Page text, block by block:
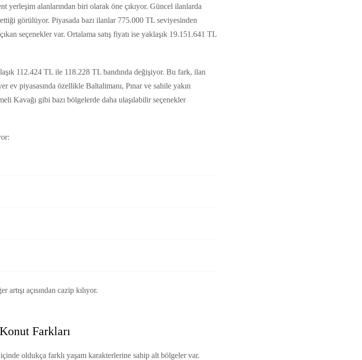
yerleşim alanlarından biri olarak öne çıkıyor. Güncel ilanlarda
görülüyor. Piyasada bazı ilanlar 775.000 TL seviyesinden
seçenekler var. Ortalama satış fiyatı ise yaklaşık 19.151.641 TL
112.424 TL ile 118.228 TL bandında değişiyor. Bu fark, ilan
ev piyasasında özellikle Baltalimanı, Pınar ve sahile yakın
Kavağı gibi bazı bölgelerde daha ulaşılabilir seçenekler
açısından cazip kılıyor.
Farkları
oldukça farklı yaşam karakterlerine sahip alt bölgeler var.